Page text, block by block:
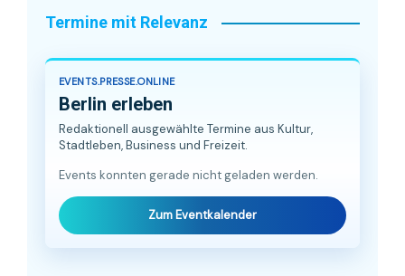
Termine mit Relevanz
EVENTS.PRESSE.ONLINE
Berlin erleben
Redaktionell ausgewählte Termine aus Kultur,
Stadtleben, Business und Freizeit.
Events konnten gerade nicht geladen werden.
Zum Eventkalender